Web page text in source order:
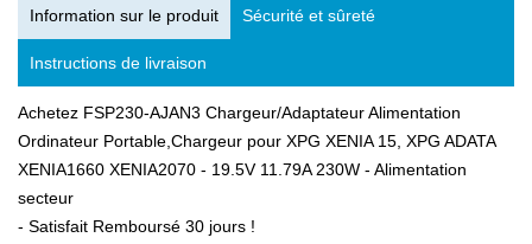
Information sur le produit Sécurité et sûreté
Instructions de livraison
Achetez FSP230-AJAN3 Chargeur/Adaptateur Alimentation
Ordinateur Portable,Chargeur pour XPG XENIA 15, XPG ADATA
XENIA1660 XENIA2070 - 19.5V 11.79A 230W - Alimentation
secteur
- Satisfait Remboursé 30 jours !